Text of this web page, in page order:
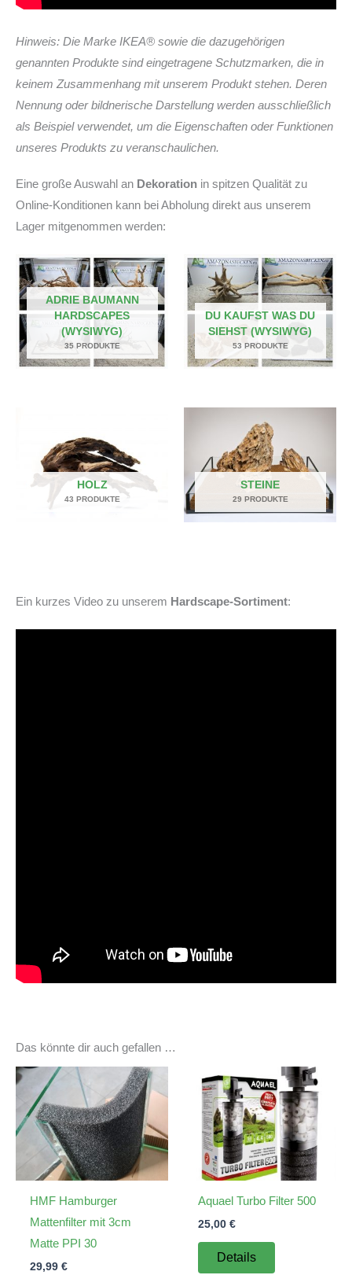
Hinweis: Die Marke IKEA® sowie die dazugehörigen
genannten Produkte sind eingetragene Schutzmarken, die in
keinem Zusammenhang mit unserem Produkt stehen. Deren
Nennung oder bildnerische Darstellung werden ausschließlich
als Beispiel verwendet, um die Eigenschaften oder Funktionen
unseres Produkts zu veranschaulichen.
Eine große Auswahl an Dekoration in spitzen Qualität zu
Online-Konditionen kann bei Abholung direkt aus unserem
Lager mitgenommen werden:
ADRIE BAUMANN
HARDSCAPES
(WYSIWYG)
35 PRODUKTE
DU KAUFST WAS DU
SIEHST (WYSIWYG)
53 PRODUKTE
HOLZ
43 PRODUKTE
STEINE
29 PRODUKTE
Ein kurzes Video zu unserem Hardscape-Sortiment:
Das könnte dir auch gefallen …
HMF Hamburger
Mattenfilter mit 3cm
Matte PPI 30
29,99 €
Aquael Turbo Filter 500
25,00 €
Details